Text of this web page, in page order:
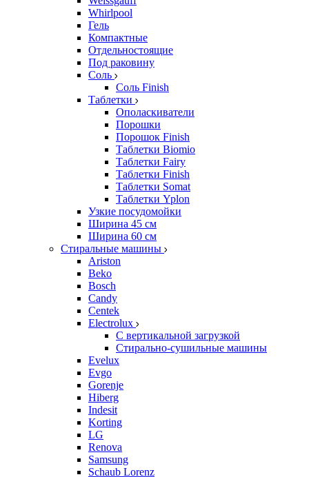
Whirlpool
Гель
Компактные
Отдельностоящие
Под раковину
Соль
Соль Finish
Таблетки
Ополаскиватели
Порошки
Порошок Finish
Таблетки Biomio
Таблетки Fairy
Таблетки Finish
Таблетки Somat
Таблетки Yplon
Узкие посудомойки
Ширина 45 см
Ширина 60 см
Стиральные машины
Ariston
Beko
Bosch
Candy
Centek
Electrolux
С вертикальной загрузкой
Стирально-сушильные машины
Evelux
Evgo
Gorenje
Hiberg
Indesit
Korting
LG
Renova
Samsung
Schaub Lorenz